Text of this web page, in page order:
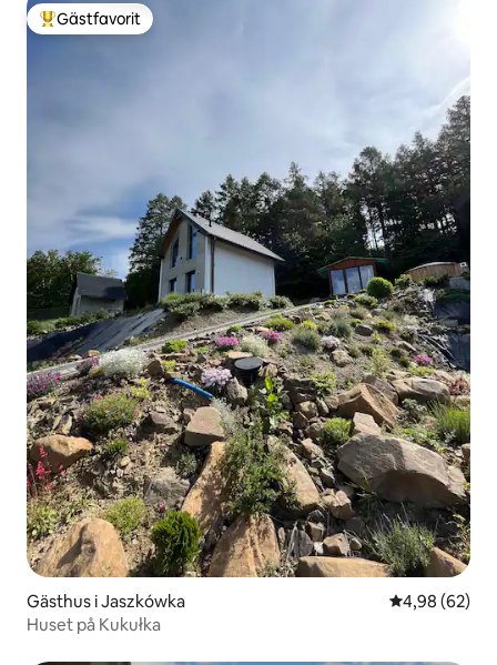
Populär gästfavorit
Gästfavorit
Gästhus i Jaszkówka 4,98 av 5 i
4,98 (62)
Huset på Kukułka